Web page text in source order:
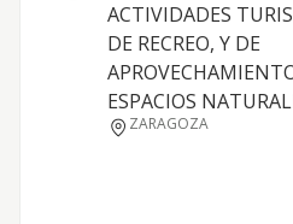
ACTIVIDADES
DE RECREO, Y DE
ESPACIOS
ZARAGOZA